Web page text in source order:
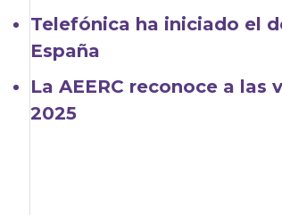
Telefónica ha iniciado el
España
La AEERC reconoce a
2025